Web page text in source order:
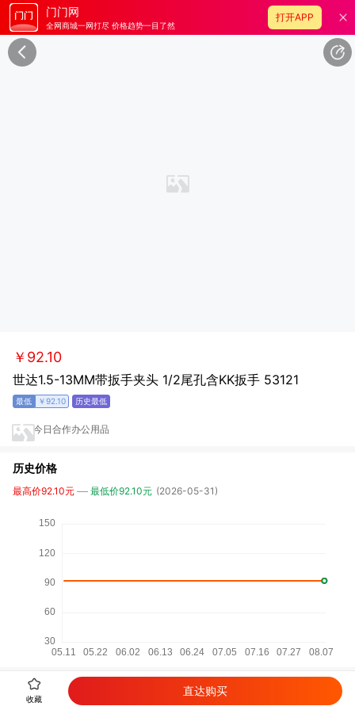
门门网
全网商城一网打尽 价格趋势一目了然
打开APP
￥92.10
世达1.5-13MM带扳手夹头 1/2尾孔含KK扳手 53121
￥92.10
今日合作办公用品
历史价格
最高价92.10元 最低价92.10元 (2026-05-31)
详细参数
收藏
直达购买